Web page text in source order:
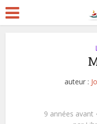
auteur :
9 années avant